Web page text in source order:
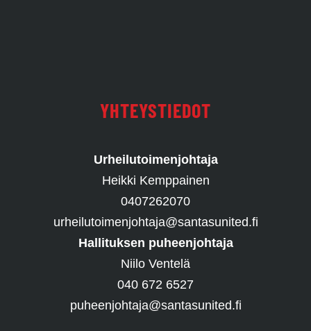
YHTEYSTIEDOT
Urheilutoimenjohtaja
Heikki Kemppainen
0407262070
urheilutoimenjohtaja@santasunited.fi
Hallituksen puheenjohtaja
Niilo Ventelä
040 672 6527
puheenjohtaja@santasunited.fi